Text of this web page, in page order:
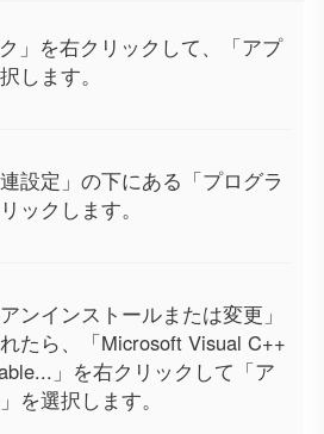
ク」を右クリックして、「アプ
します。
設定」の下にある「プログラ
ックします。
ンインストールまたは変更」
たら、「Microsoft Visual C++
」を右クリックして「ア
を選択します。